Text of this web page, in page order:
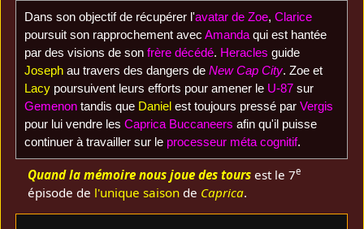
Dans son objectif de récupérer l'avatar de Zoe, Clarice
poursuit son rapprochement avec Amandaqui est hantée
par des visions de son frère décédé. Heracles guide
Josephau travers des dangers de New Cap City. Zoe et
Lacypoursuivent leurs efforts pour amener le U-87sur
Gemenontandis que Danielest toujours pressé par Vergis
pour lui vendre les Caprica Buccaneers afin qu'il puisse
continuer à travailler sur le processeur méta cognitif.
Quand la mémoire nous joue des tours est le 7e
épisode de l'unique saison de Caprica.